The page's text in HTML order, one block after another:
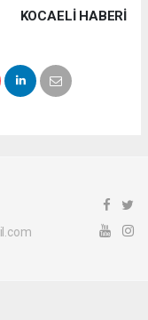
KOCAELI HABERİ